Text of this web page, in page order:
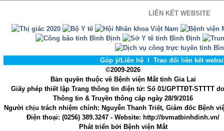
LIÊN KẾT WEBSITE
Góp ý/Liên hệ l
Trao đổi liên kết
©2009-2026
Bản quyền thuộc về Bệnh viện Mắt tỉnh Gia Lai
Giấy phép thiết lập Trang thông tin điện tử: Số 01/GPTTĐT-STTTT
Thông tin & Truyền thông cấp ngày 28/9/2016
Người chịu trách nhiệm chính: Nguyễn Thanh Triết, Giám đốc Bệnh
Điện thoại:(0256) 389.3247- Website: http://bvmatbinhdinh.vn/
Phát triển bởi Bệnh viện Mắt